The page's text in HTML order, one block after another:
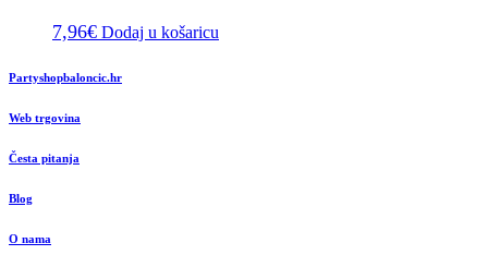
7,96€ Dodaj u košaricu
Partyshopbaloncic.hr
Web trgovina
Česta pitanja
Blog
O nama